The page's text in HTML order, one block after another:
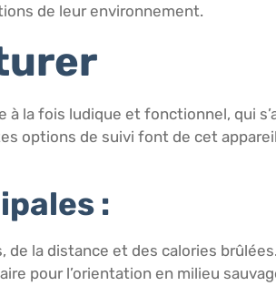
de leur environnement.
à la fois ludique et fonctionnel, qui
options de suivi font de cet
:
de la distance et des calories brûlées.
pour l’orientation en milieu